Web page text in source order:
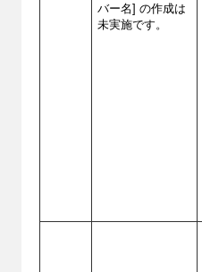
バー名] の作成は
未実施です。